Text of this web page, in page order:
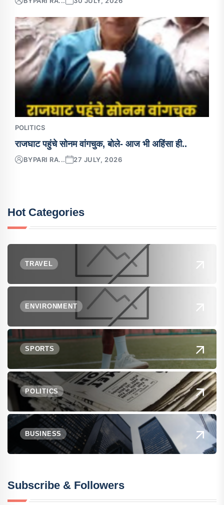
POLITICS
राजघाट पहुंचे सोनम वांगचुक, बोले- आज भी अहिंसा ही..
BYPARI RA... 27 JULY, 2026
Hot Categories
TRAVEL
ENVIRONMENT
SPORTS
POLITICS
BUSINESS
Subscribe & Followers